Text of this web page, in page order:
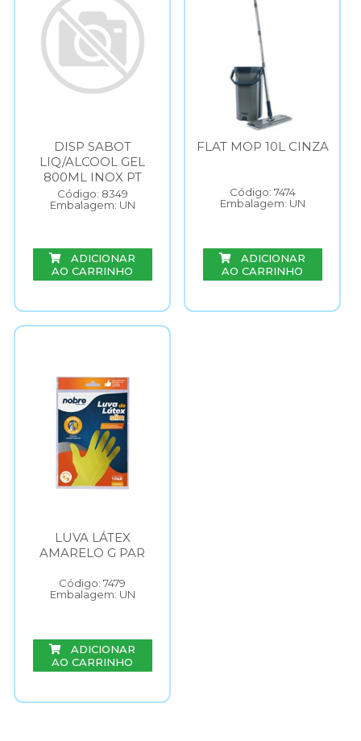
DISP SABOT
LIQ/ALCOOL GEL
800ML INOX PT
Código: 8349
Embalagem: UN
ADICIONAR
AO CARRINHO
FLAT MOP 10L CINZA
Código: 7474
Embalagem: UN
ADICIONAR
AO CARRINHO
LUVA LÁTEX
AMARELO G PAR
Código: 7479
Embalagem: UN
ADICIONAR
AO CARRINHO